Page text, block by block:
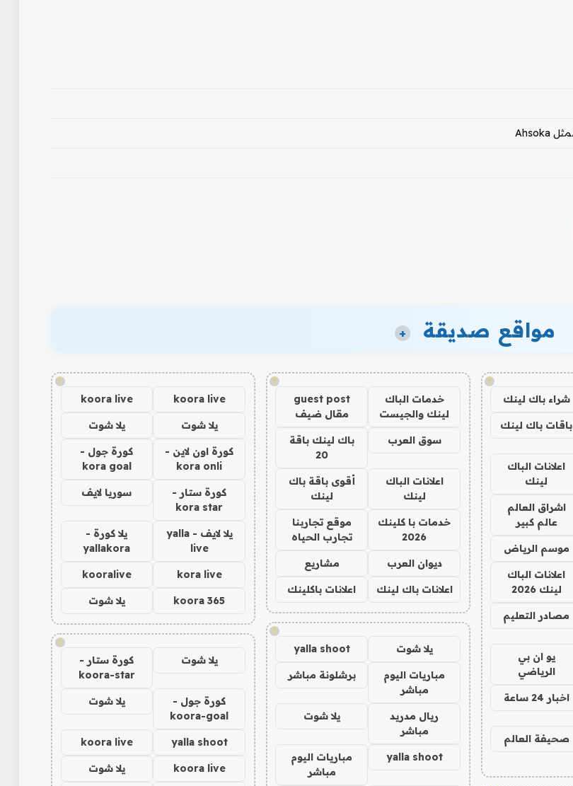
مواقع صديقة +
!
شراء باك لينك
باقات باك لينك
اعلانات الباك
لينك
اشراق العالم
عالم كبير
موسم الرياض
اعلانات الباك
لينك 2026
مصادر التعليم
يو ان بي
الرياضي
اخبار 24 ساعة
صحيفة العالم
!
خدمات الباك
لينك والجيست
guest post
مقال ضيف
سوق العرب
باك لينك باقة
20
اعلانات الباك
لينك
أقوى باقة باك
لينك
خدمات با كلينك
2026
موقع تجاربنا
تجارب الحياه
ديوان العرب مشاريع
اعلانات باك لينك اعلانات باكلينك
!
يلا شوت yalla shoot
مباريات اليوم
مباشر
برشلونة مباشر
ريال مدريد
مباشر
يلا شوت
yalla shoot
مباريات اليوم
مباشر
!
koora live
koora live
يلا شوت يلا شوت
كورة اون لاين -
kora onli
كورة جول -
kora goal
كورة ستار -
kora star
سوريا لايف
يلا لايف - yalla
live
يلا كورة -
yallakora
kora live
kooralive
koora 365 يلا شوت
!
يلا شوت
كورة ستار -
koora-star
كورة جول -
koora-goal
يلا شوت
yalla shoot
koora live
koora live يلا شوت